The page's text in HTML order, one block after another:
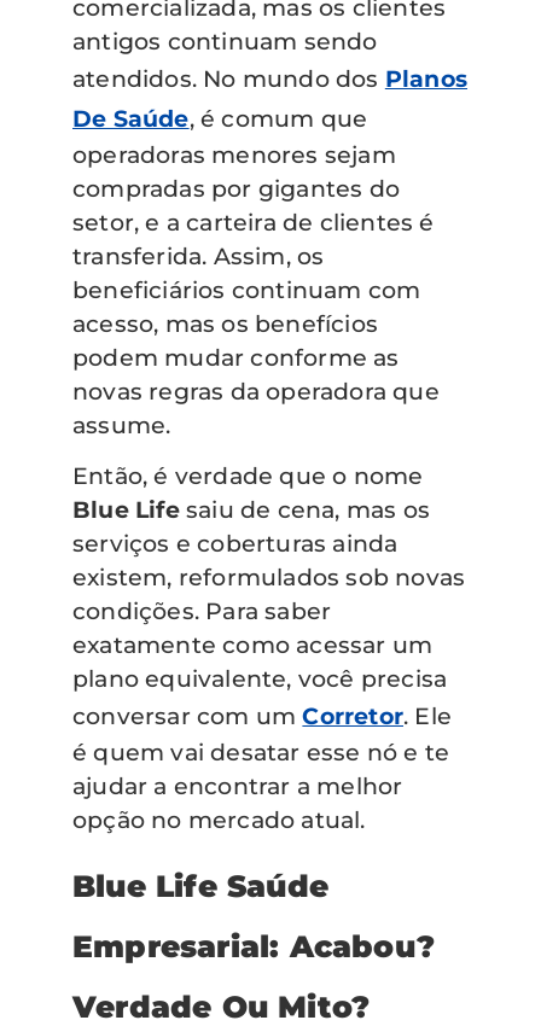
comercializada, mas os clientes
antigos continuam sendo
atendidos. No mundo dos Planos
De Saúde, é comum que
operadoras menores sejam
compradas por gigantes do
setor, e a carteira de clientes é
transferida. Assim, os
beneficiários continuam com
acesso, mas os benefícios
podem mudar conforme as
novas regras da operadora que
assume.
Então, é verdade que o nome
Blue Lifesaiu de cena, mas os
serviços e coberturas ainda
existem, reformulados sob novas
condições. Para saber
exatamente como acessar um
plano equivalente, você precisa
conversar com umCorretor. Ele
é quem vai desatar esse nó e te
ajudar a encontrar a melhor
opção no mercado atual.
Blue Life Saúde
Empresarial: Acabou?
Verdade Ou Mito?